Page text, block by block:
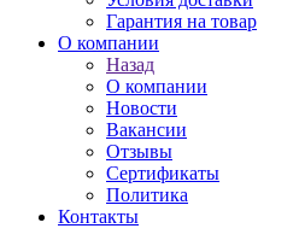
Гарантия на товар
О компании
Назад
О компании
Новости
Вакансии
Отзывы
Сертификаты
Политика
Контакты